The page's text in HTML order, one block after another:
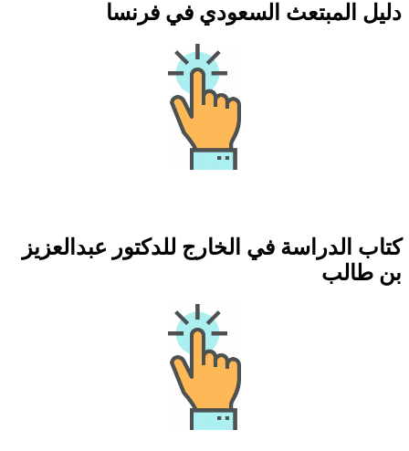
دليل المبتعث السعودي في فرنسا
كتاب الدراسة في الخارج للدكتور عبدالعزيز
بن طالب